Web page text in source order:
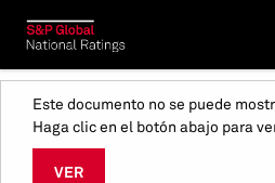
Este documento no se puede
Haga clic en el botón abajo para
VER